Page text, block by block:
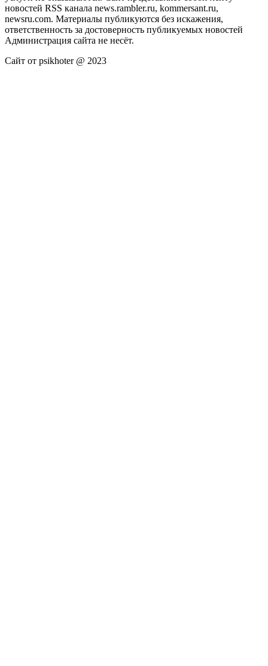
новостей RSS канала news.rambler.ru, kommersant.ru,
newsru.com. Материалы публикуются без искажения,
ответственность за достоверность публикуемых новостей
Администрация сайта не несёт.
Сайт от psikhoter @ 2023